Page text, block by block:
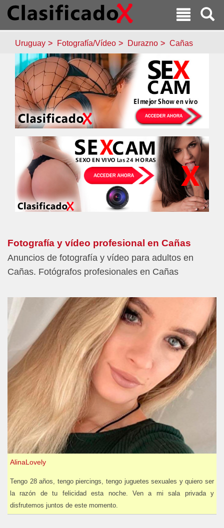
Uruguay Fotografía/Vídeo Durazno Cañas
Fotografía y vídeo profesional en Cañas
Anuncios de fotografía y vídeo para adultos en
Cañas. Fotógrafos profesionales en Cañas
AlinaLovely
Tengo 28 años, tengo piercings, tengo juguetes sexuales y quiero ser
la razón de tu felicidad esta noche. Ven a mi sala privada y
disfrutemos juntos de este momento.